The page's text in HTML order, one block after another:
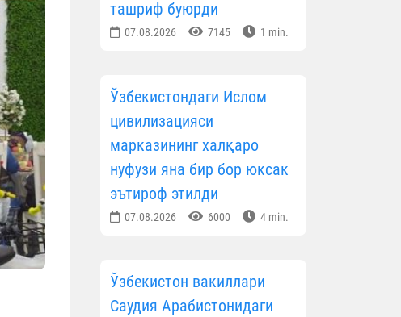
ташриф буюрди
07.08.2026 7145 1 min.
Ўзбекистондаги Ислом
цивилизацияси
марказининг халқаро
нуфузи яна бир бор юксак
эътироф этилди
07.08.2026 6000 4 min.
Ўзбекистон вакиллари
Саудия Арабистонидаги